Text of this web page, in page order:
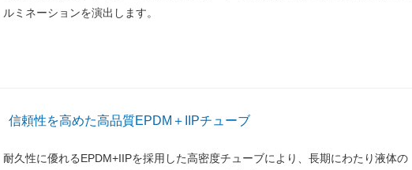
ルミネーションを演出します。
信頼性を高めた高品質EPDM＋IIPチューブ
耐久性に優れるEPDM+IIPを採用した高密度チューブにより、長期にわたり液体の